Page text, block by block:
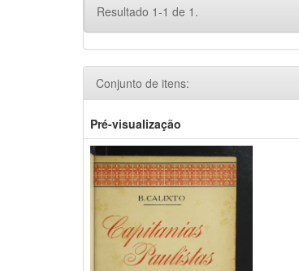
Resultado 1-1 de 1.
Conjunto de itens:
Pré-visualização